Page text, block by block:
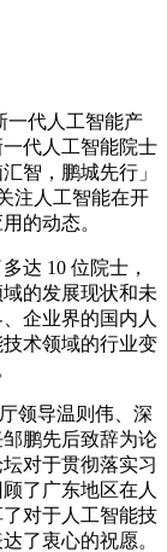
代人工智能产
代人工智能院士
智，鹏城先行」
注人工智能在开
的动态。
达 10 位院士，
的发展现状和未
企业界的国内人
术领域的行业变
领导温则伟、深
鹏先后致辞为论
对于贯彻落实习
了广东地区在人
对于人工智能技
了衷心的祝愿。